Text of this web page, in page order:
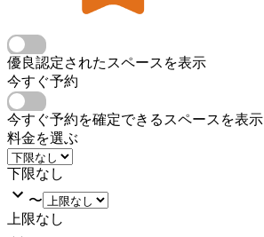
優良認定されたスペースを表示
今すぐ予約
今すぐ予約を確定できるスペースを表示
料金を選ぶ
下限なし
〜
上限なし